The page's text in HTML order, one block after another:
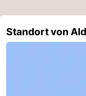
Boomhiemke
-
Standort von